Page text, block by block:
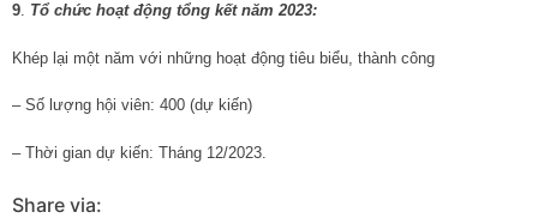
9. Tổ chức hoạt động tổng kết năm 2023:
Khép lại một năm với những hoạt động tiêu biểu, thành công
– Số lượng hội viên: 400 (dự kiến)
– Thời gian dự kiến: Tháng 12/2023.
Share via: